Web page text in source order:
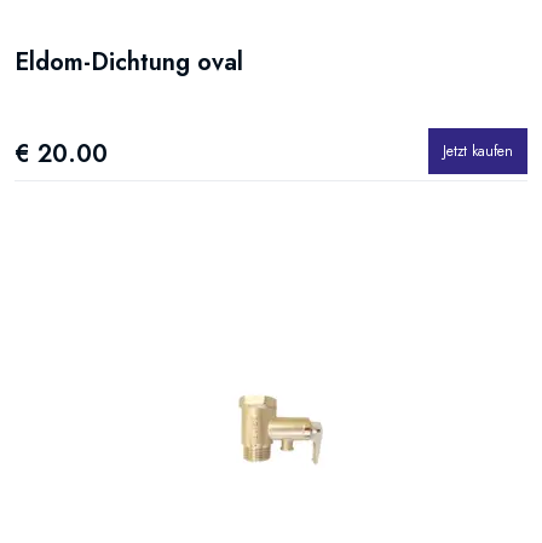
Eldom-Dichtung oval
€ 20.00 Jetzt kaufen